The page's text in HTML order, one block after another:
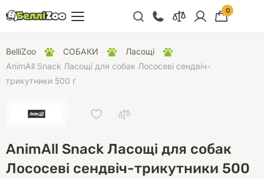
+38 (068) 300 91 91
Відділ продажу
+38 (068) 479 28
76
0
BelliZoo СОБАКИ
Ласощі
AnimAll Snack Ласощі для собак Лососеві сендвіч-
трикутники 500 г
AnimAll Snack Ласощі для собак
Лососеві сендвіч-трикутники 500